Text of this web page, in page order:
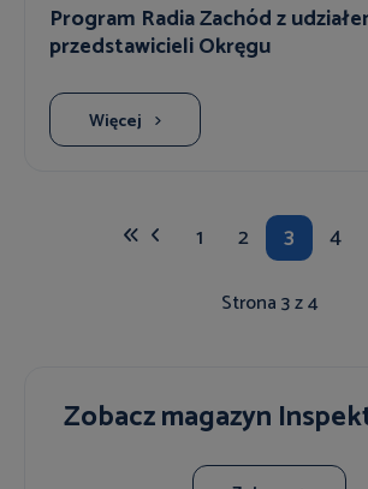
Program Radia Zachód z
przedstawicieli Okręgu
Więcej
1 2 3 4
Strona 3 z 4
Zobacz magazyn